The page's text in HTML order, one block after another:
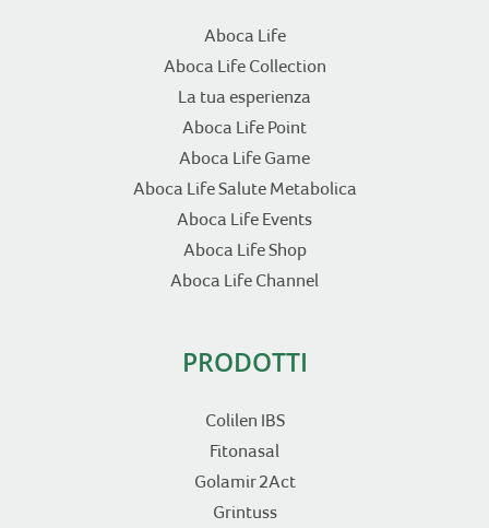
Aboca Life
Aboca Life Collection
La tua esperienza
Aboca Life Point
Aboca Life Game
Aboca Life Salute Metabolica
Aboca Life Events
Aboca Life Shop
Aboca Life Channel
PRODOTTI
Colilen IBS
Fitonasal
Golamir 2Act
Grintuss